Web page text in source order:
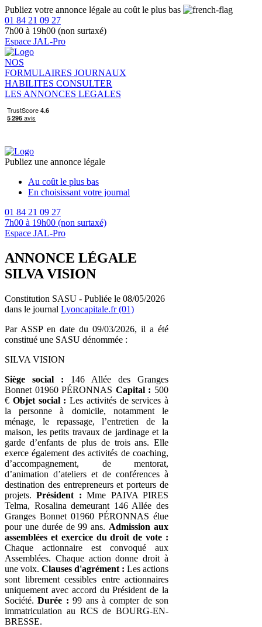
Publiez votre annonce légale au coût le plus bas
01 84 21 09 27
7h00 à 19h00 (non surtaxé)
Espace JAL-Pro
NOS
FORMULAIRES JOURNAUX
HABILITES CONSULTER
LES ANNONCES LEGALES
Publiez une annonce légale
Au coût le plus bas
En choisissant votre journal
01 84 21 09 27
7h00 à 19h00 (non surtaxé)
Espace JAL-Pro
ANNONCE LÉGALE
SILVA VISION
Constitution SASU - Publiée le 08/05/2026
dans le journal Lyoncapitale.fr (01)
Par ASSP en date du 09/03/2026, il a été
constitué une SASU dénommée :
SILVA VISION
Siège social : 146 Allée des Granges
Bonnet 01960 PÉRONNAS Capital : 500
€ Objet social : Les activités de services à
la personne à domicile, notamment le
ménage, le repassage, l’entretien de la
maison, les petits travaux de jardinage et la
garde d’enfants de plus de trois ans. Elle
exerce également des activités de coaching,
d’accompagnement, de mentorat,
d’animation d’ateliers et de conférences à
destination des entrepreneurs et porteurs de
projets.Président : Mme PAIVA PIRES
Telma, Rosalina demeurant 146 Allée des
Granges Bonnet 01960 PÉRONNAS élue
pour une durée de 99 ans. Admission aux
assemblées et exercice du droit de vote :
Chaque actionnaire est convoqué aux
Assemblées. Chaque action donne droit à
une voix. Clauses d'agrément : Les actions
sont librement cessibles entre actionnaires
uniquement avec accord du Président de la
Société.Durée : 99 ans à compter de son
immatriculation au RCS de BOURG-EN-
BRESSE.